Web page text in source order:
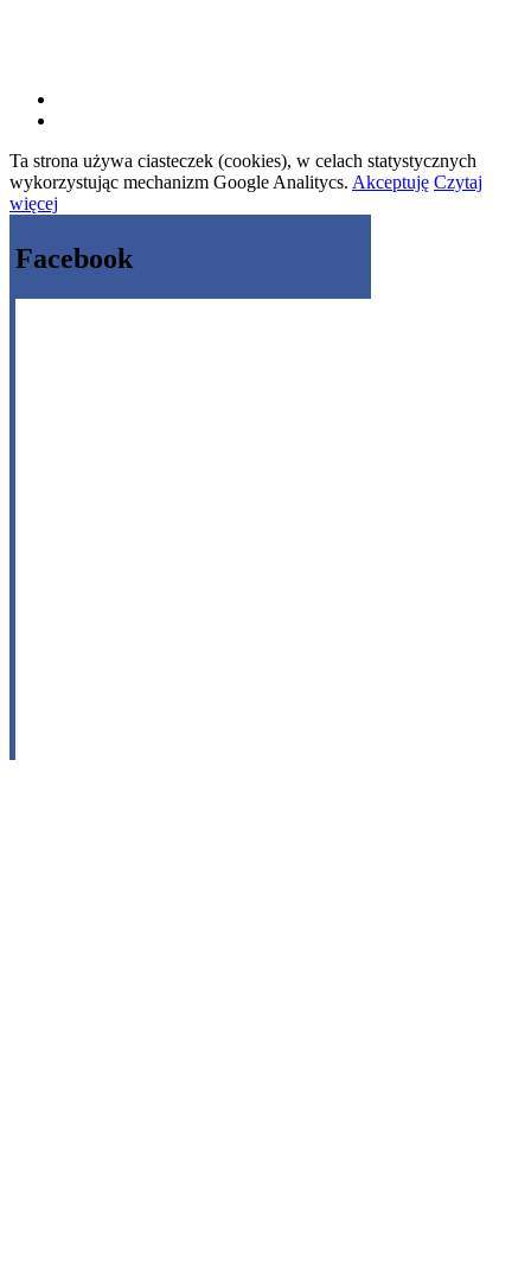
Ta strona używa ciasteczek (cookies), w celach statystycznych
wykorzystując mechanizm Google Analitycs. Akceptuję Czytaj
więcej
Facebook